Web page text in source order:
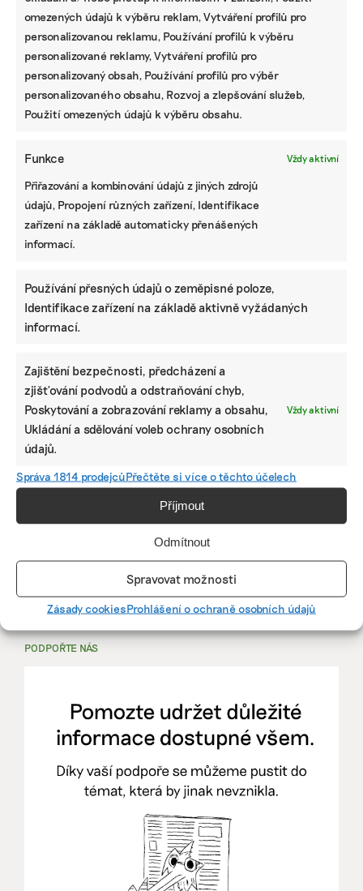
omezených údajů k výběru reklam, Vytváření profilů pro
personalizovanou reklamu, Používání profilů k výběru
personalizované reklamy, Vytváření profilů pro
personalizovaný obsah, Používání profilů pro výběr
personalizovaného obsahu, Rozvoj a zlepšování služeb,
Použití omezených údajů k výběru obsahu.
Funkce Vždy aktivní
Přiřazování a kombinování údajů z jiných zdrojů
údajů, Propojení různých zařízení, Identifikace
zařízení na základě automaticky přenášených
informací.
Používání přesných údajů o zeměpisné poloze,
Identifikace zařízení na základě aktivně vyžádaných
informací.
Zajištění bezpečnosti, předcházení a
zjišťování podvodů a odstraňování chyb,
Poskytování a zobrazování reklamy a obsahu,
Ukládání a sdělování voleb ochrany osobních
údajů.
Vždy aktivní
Správa 1814 prodejcůPřečtěte si více o těchto účelech
Příjmout
Odmítnout
Spravovat možnosti
Zásady cookiesProhlášení o ochraně osobních údajů
PRÁCE, KTERÁ ZLEPŠÍ SVĚT
mutualus
udržitelnosti
právnička/právník
Více naEkoJobs>
PODPOŘTE NÁS